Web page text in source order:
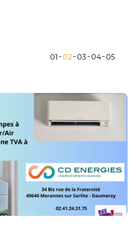
01 02 03 04 05